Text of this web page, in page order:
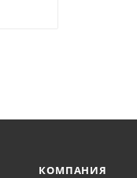
КОМПАНИЯ